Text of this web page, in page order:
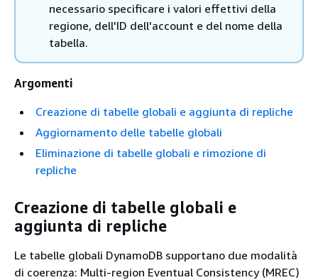
necessario specificare i valori effettivi della
regione, dell'ID dell'account e del nome della
tabella.
Argomenti
Creazione di tabelle globali e aggiunta di repliche
Aggiornamento delle tabelle globali
Eliminazione di tabelle globali e rimozione di
repliche
Creazione di tabelle globali e
aggiunta di repliche
Le tabelle globali DynamoDB supportano due modalità
di coerenza: Multi-region Eventual Consistency (MREC)